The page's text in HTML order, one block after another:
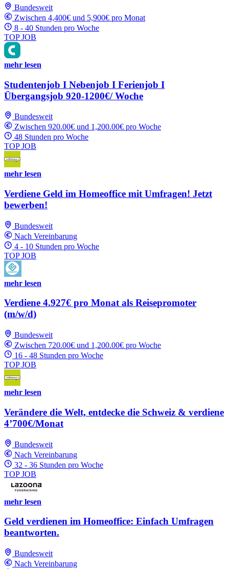
Bundesweit
Zwischen 4,400€ und 5,900€ pro Monat
8 - 40 Stunden pro Woche
TOP JOB
mehr lesen
Studentenjob I Nebenjob I Ferienjob I
Übergangsjob 920-1200€/ Woche
Bundesweit
Zwischen 920.00€ und 1,200.00€ pro Woche
48 Stunden pro Woche
TOP JOB
mehr lesen
Verdiene Geld im Homeoffice mit Umfragen! Jetzt
bewerben!
Bundesweit
Nach Vereinbarung
4 - 10 Stunden pro Woche
TOP JOB
mehr lesen
Verdiene 4.927€ pro Monat als Reisepromoter
(m/w/d)
Bundesweit
Zwischen 720.00€ und 1,200.00€ pro Woche
16 - 48 Stunden pro Woche
TOP JOB
mehr lesen
Verändere die Welt, entdecke die Schweiz & verdiene
4’700€/Monat
Bundesweit
Nach Vereinbarung
32 - 36 Stunden pro Woche
TOP JOB
mehr lesen
Geld verdienen im Homeoffice: Einfach Umfragen
beantworten.
Bundesweit
Nach Vereinbarung